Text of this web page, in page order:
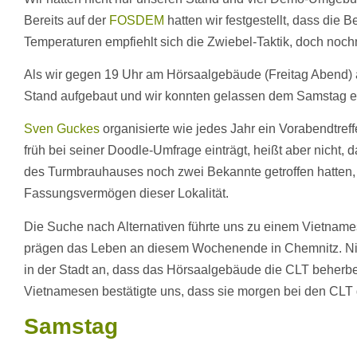
Bereits auf der FOSDEM hatten wir festgestellt, dass die
Temperaturen empfiehlt sich die Zwiebel-Taktik, doch
Als wir gegen 19 Uhr am Hörsaalgebäude (Freitag
Stand aufgebaut und wir konnten gelassen dem Samstag
Sven Guckes organisierte wie jedes Jahr ein
früh bei seiner Doodle-Umfrage einträgt, heißt aber nicht,
des Turmbrauhauses noch zwei Bekannte getroffen
Fassungsvermögen dieser Lokalität.
Die Suche nach Alternativen führte uns zu einem
prägen das Leben an diesem Wochenende in Chemnitz.
in der Stadt an, dass das Hörsaalgebäude die CLT
Vietnamesen bestätigte uns, dass sie morgen bei den
Samstag